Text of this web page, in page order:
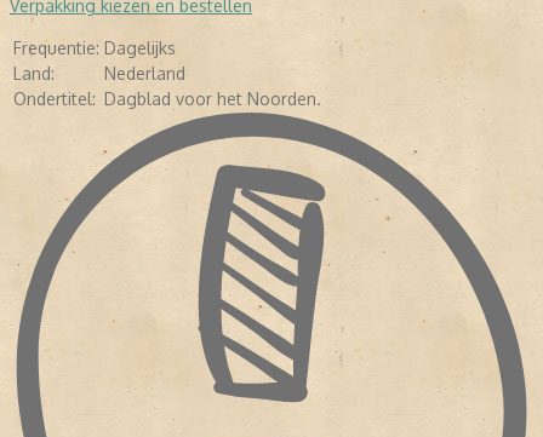
1 april 2002 verschijnt de nieuwe krant voor het eerst onder de
naam Dagblad van het Noorden
Verpakking kiezen en bestellen
Frequentie: Dagelijks
Land:
Nederland
Ondertitel: Dagblad voor het Noorden.